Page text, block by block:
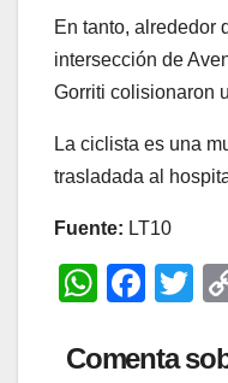
En tanto, alrededor
intersección de
Gorriti colisionaron
La ciclista es una
trasladada al
Fuente: LT10
W
at
F
c
T
tt
Comenta